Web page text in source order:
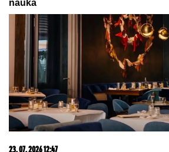
DNEVNI
AVGUST: Bik ima
ljubavne, a
karijeri, Vodolija u
autoritetima
ENA I PEJA